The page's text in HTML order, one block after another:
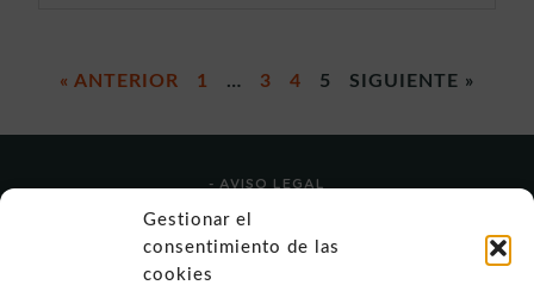
Gestionar el
consentimiento de las
cookies
« ANTERIOR 1 … 3 4 5 SIGUIENTE »
- AVISO LEGAL
- POLÍTICA DE USO
- POLÍTICA DE PRIVACIDAD
- POLÍTICA DE COOKIES (UE)